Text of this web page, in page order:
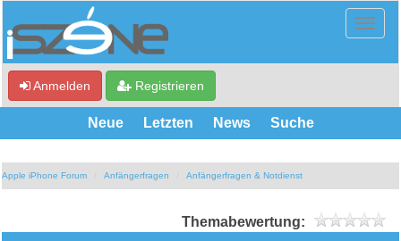
Anmelden Registrieren
Neue Letzten News Suche
Apple iPhone Forum Anfängerfragen Anfängerfragen & Notdienst
Themabewertung: